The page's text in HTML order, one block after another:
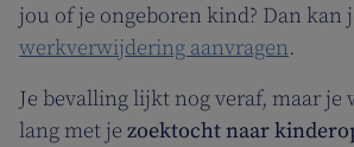
jou of je ongeboren kind? Dan kan
werkverwijdering aanvragen.
Je bevalling lijkt nog veraf, maar je
lang met je zoektocht naar